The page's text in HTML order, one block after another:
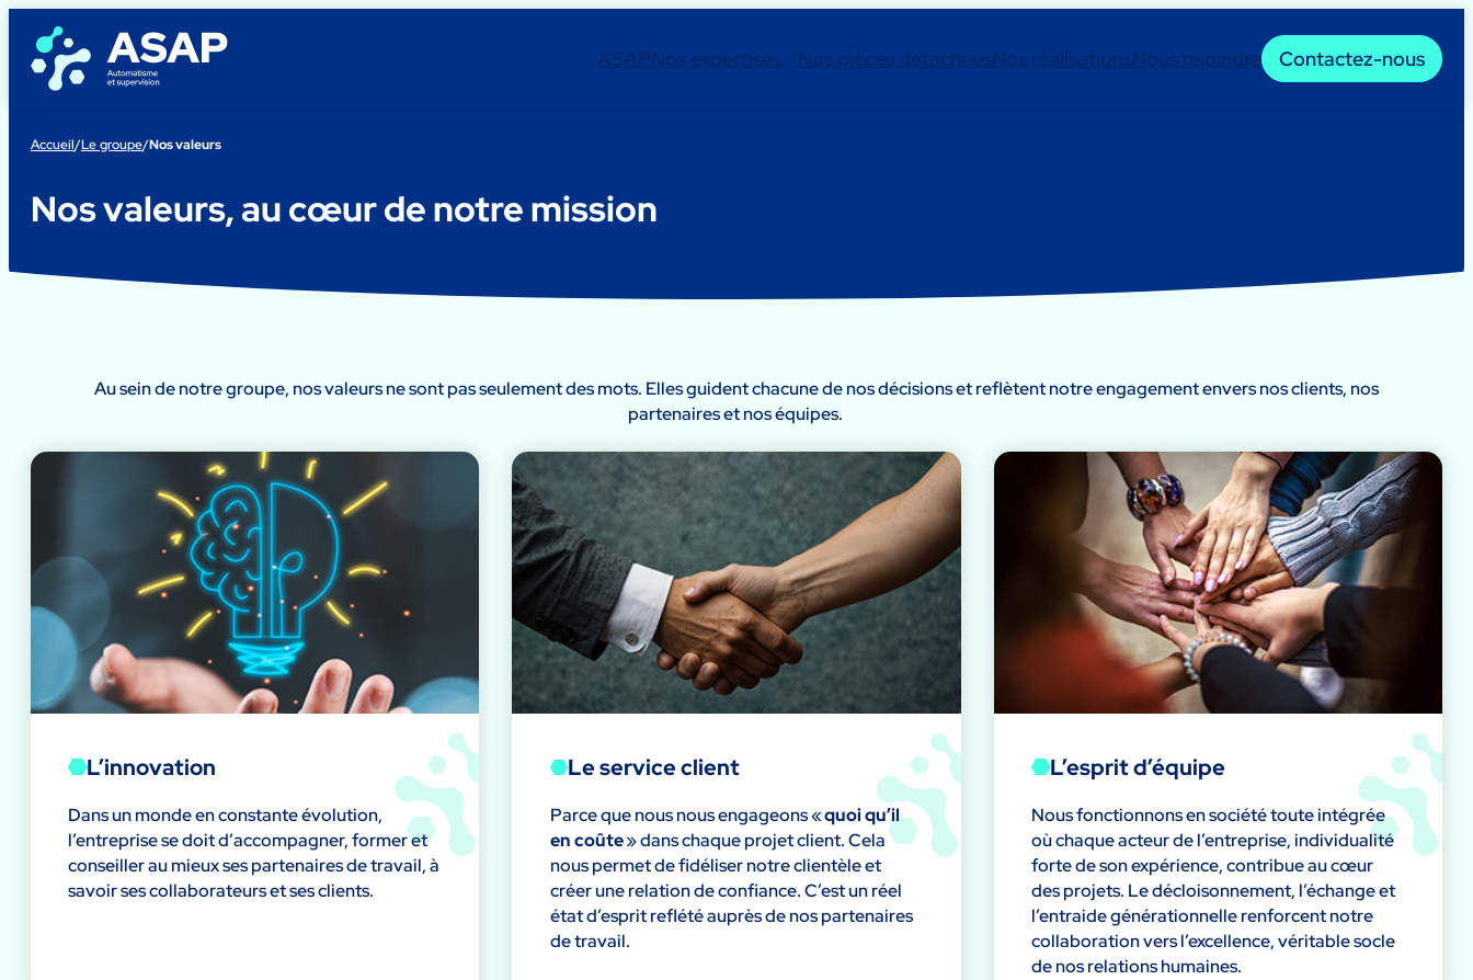
contenu
ASAPNos expertises Nos pièces détachéesNos réalisationsNous rejoindre Contactez-nous
Accueil/Le groupe/Nos valeurs
Nos valeurs, au cœur de notre mission
Au sein de notre groupe, nos valeurs ne sont pas seulement des mots. Elles guident chacune de nos décisions et reflètent notre engagement envers nos clients, nos
partenaires et nos équipes.
L’innovation
Dans un monde en constante évolution,
l’entreprise se doit d’accompagner, former et
conseiller au mieux ses partenaires de travail, à
savoir ses collaborateurs et ses clients.
Le service client
Parce que nous nous engageons «quoi qu’il
en coûte» dans chaque projet client. Cela
nous permet de fidéliser notre clientèle et
créer une relation de confiance. C’est un réel
état d’esprit reflété auprès de nos partenaires
de travail.
L’esprit d’équipe
Nous fonctionnons en société toute intégrée
où chaque acteur de l’entreprise, individualité
forte de son expérience, contribue au cœur
des projets. Le décloisonnement, l’échange et
l’entraide générationnelle renforcent notre
collaboration vers l’excellence, véritable socle
de nos relations humaines.